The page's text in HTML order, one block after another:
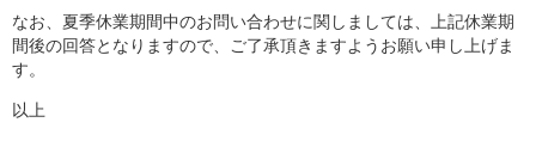
なお、夏季休業期間中のお問い合わせに関しましては、上記休業期
間後の回答となりますので、ご了承頂きますようお願い申し上げま
す。
以上